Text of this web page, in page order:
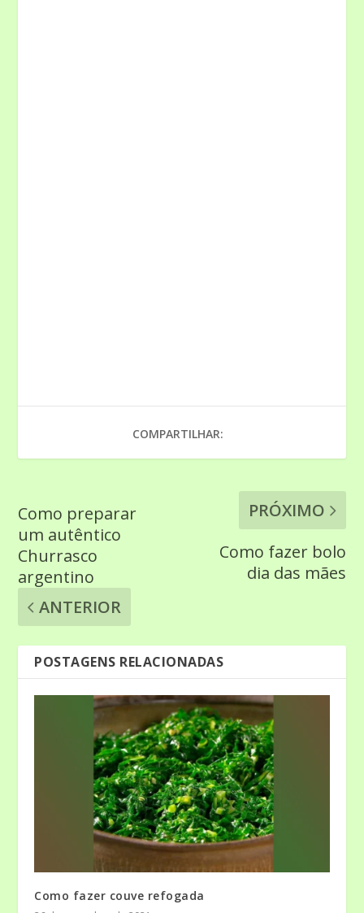
COMPARTILHAR:
Como preparar
um autêntico
Churrasco
argentino
ANTERIOR
PRÓXIMO
Como fazer bolo
dia das mães
POSTAGENS RELACIONADAS
Como fazer couve refogada